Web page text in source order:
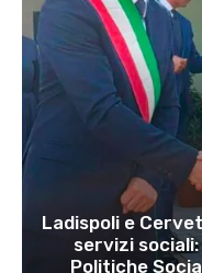
Ladispoli e
servizi
Politiche